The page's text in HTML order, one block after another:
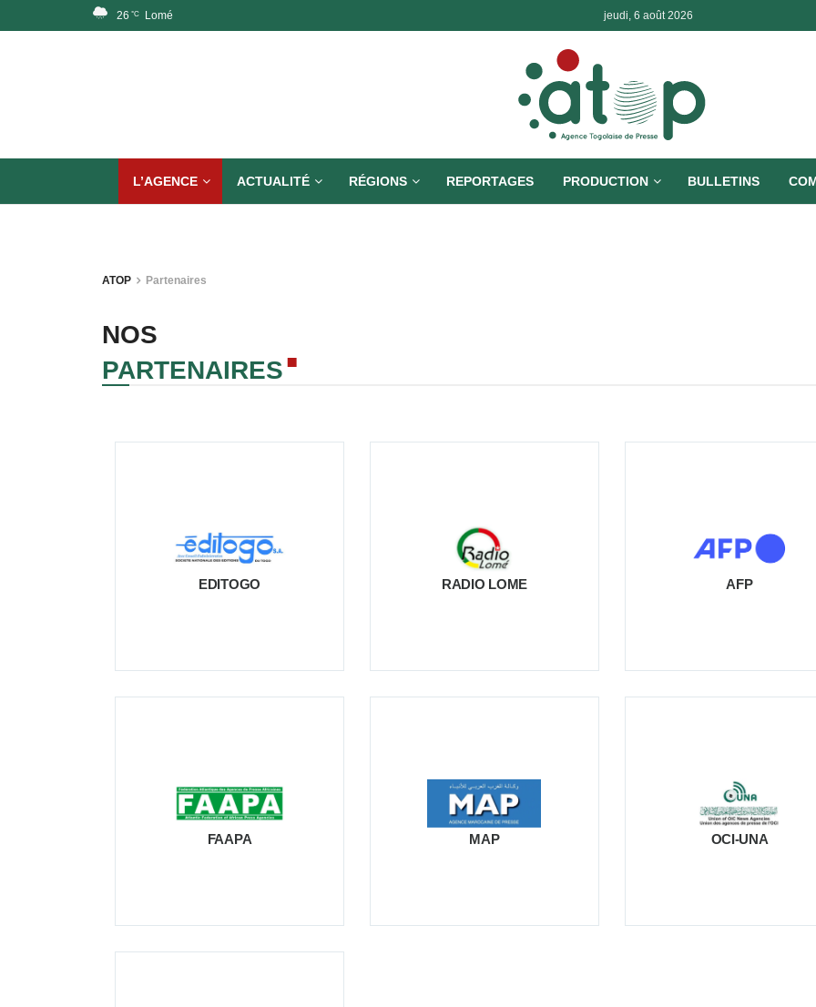
26 °C Lomé jeudi, 6 août 2026
L’AGENCE ACTUALITÉ RÉGIONS REPORTAGES PRODUCTION BULLETINS
ATOP Partenaires
NOS
PARTENAIRES
EDITOGO RADIO LOME AFP
FAAPA MAP OCI-UNA